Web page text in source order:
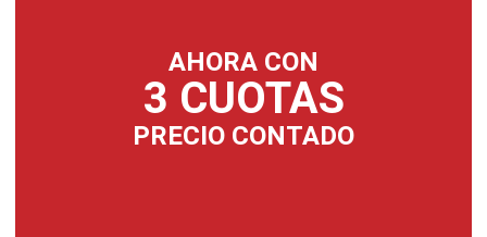
AHORA CON
3 CUOTAS
PRECIO CONTADO